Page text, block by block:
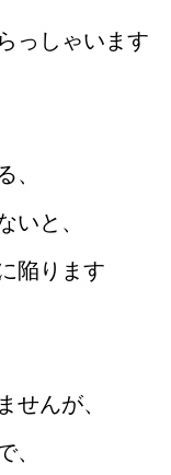
っしゃいます
、
いと、
陥ります
せんが、
、